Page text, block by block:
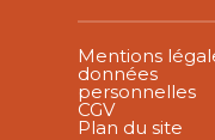
Mentions
données
personnelles
CGV
Plan du site